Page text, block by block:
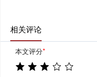
相关评论
本文评分*